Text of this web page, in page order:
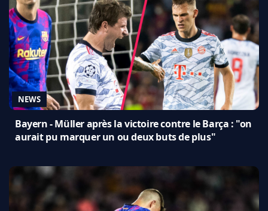
NEWS
Bayern - Müller après la victoire contre le Barça : "on
aurait pu marquer un ou deux buts de plus"